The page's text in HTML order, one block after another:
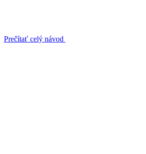
Prečítať celý návod